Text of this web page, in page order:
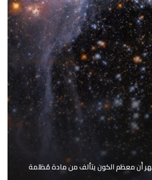
أَن معظم الكون يتألف من مادة مُظلمة